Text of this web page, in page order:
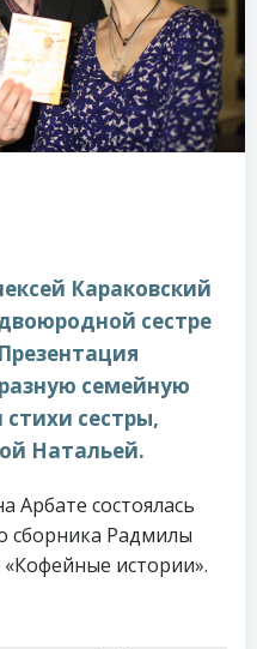
Караковский
сестре
семейную
сестры,
Натальей.
Арбате состоялась
сборника Радмилы
истории».